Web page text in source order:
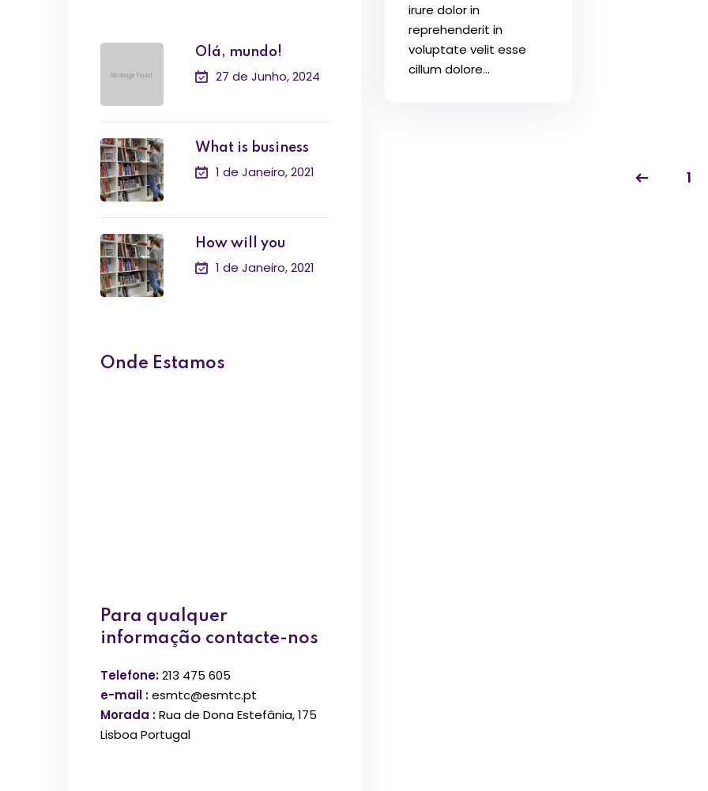
irure dolor in
reprehenderit in
voluptate velit esse
cillum dolore...
1
Olá, mundo!
27 de Junho, 2024
What is business
1 de Janeiro, 2021
How will you
1 de Janeiro, 2021
Onde Estamos
Para qualquer
informação contacte-nos
Telefone:213 475 605
e-mail :esmtc@esmtc.pt
Morada :Rua de Dona Estefânia, 175
Lisboa Portugal